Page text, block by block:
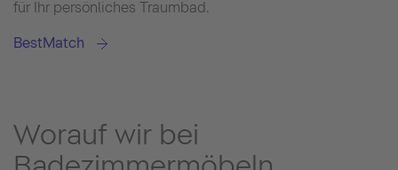
für Ihr persönliches Traumbad.
BestMatch
Worauf wir bei